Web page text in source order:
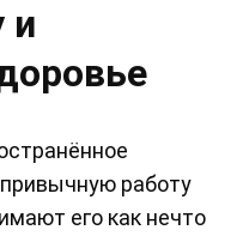
и
работу
его как нечто